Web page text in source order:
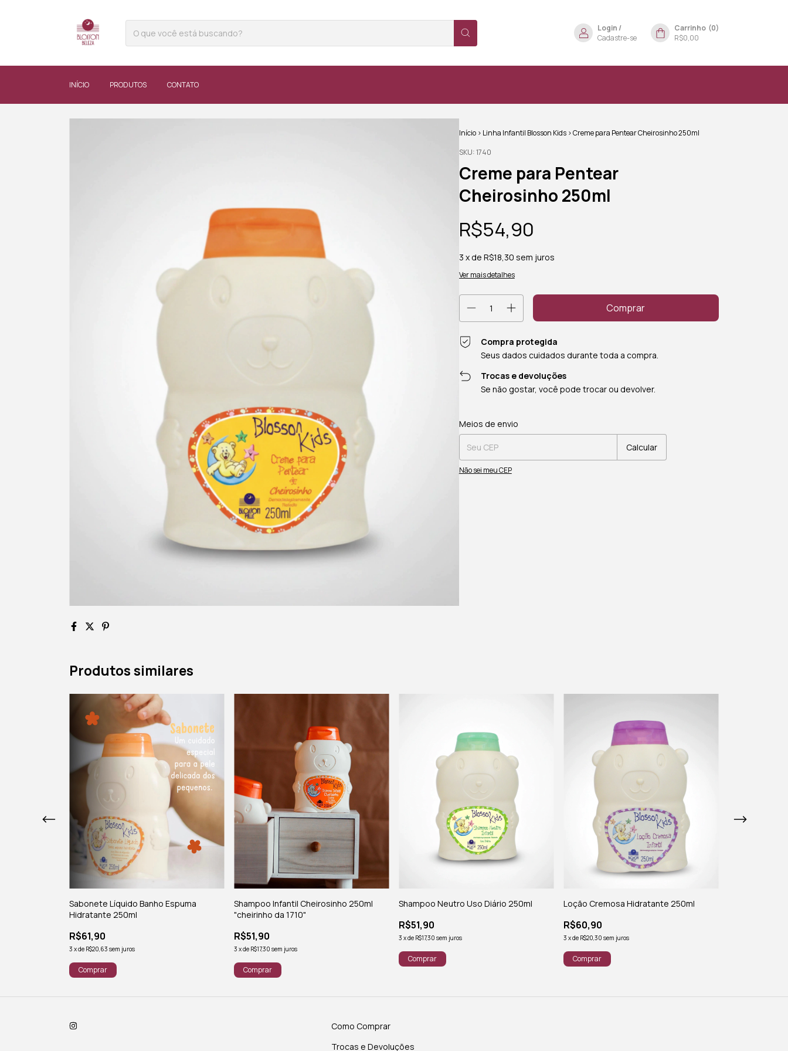
Login /
Cadastre-se
Carrinho (0)
R$0,00
INÍCIO PRODUTOS CONTATO
Início > Linha Infantil Blosson Kids >Creme para Pentear Cheirosinho 250ml
SKU:1740
Creme para Pentear
Cheirosinho 250ml
R$54,90
3 x de R$18,30 sem juros
Ver mais detalhes
Compra protegida
Seus dados cuidados durante toda a compra.
Trocas e devoluções
Se não gostar, você pode trocar ou devolver.
Entregas para o CEP:
Meios de envio
Calcular
Não sei meu CEP
Produtos similares
Sabonete Líquido Banho Espuma
Hidratante 250ml
R$61,90
3 xde R$20,63 sem juros
Shampoo Infantil Cheirosinho 250ml
"cheirinho da 1710"
R$51,90
3 xde R$17,30 sem juros
Shampoo Neutro Uso Diário 250ml
R$51,90
3 xde R$17,30 sem juros
Loção Cremosa Hidratante 250ml
R$60,90
3 xde R$20,30 sem juros
Como Comprar
Trocas e Devoluções